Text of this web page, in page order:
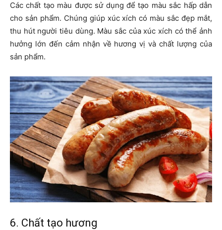
Các chất tạo màu được sử dụng để tạo màu sắc hấp dẫn
cho sản phẩm. Chúng giúp xúc xích có màu sắc đẹp mắt,
thu hút người tiêu dùng. Màu sắc của xúc xích có thể ảnh
hưởng lớn đến cảm nhận về hương vị và chất lượng của
sản phẩm.
6. Chất tạo hương